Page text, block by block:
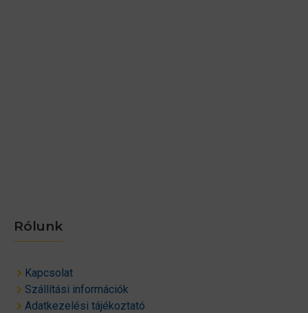
Rólunk
Kapcsolat
Szállítási információk
Adatkezelési tájékoztató